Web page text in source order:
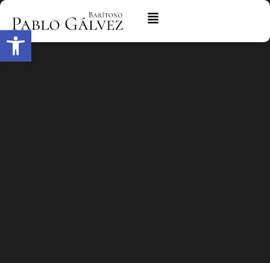
Abrir barra de herramientas